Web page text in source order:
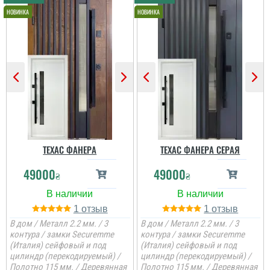
Ніка
Хто ще не наважився
придбати цю модель, то
раджу, тому що вона
виглядає просто
неймовірно.
читати всі відгуки
читати всі відгуки
ТЕХАС ФАНЕРА
49000₴
1
В дом / Металл 2.2 мм. / 3
контура / замки Securemme
(Италия) сейфовый и под
цилиндр (перекодируемый) /
Полотно 115 мм. / Деревянная
ТЕХАС ФАНЕРА СЕРАЯ
49000₴
1
В дом / Металл 2.2 мм. / 3
контура / замки Securemme
(Италия) сейфовый и под
цилиндр (перекодируемый) /
Полотно 115 мм. / Деревянная